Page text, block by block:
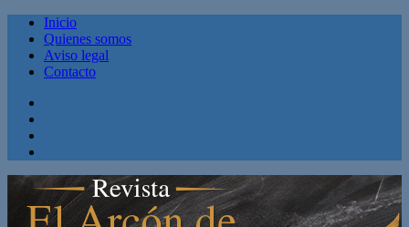
Inicio
Quienes somos
Aviso legal
Contacto